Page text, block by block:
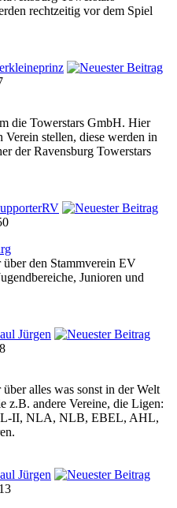
rechtzeitig vor dem Spiel
die Towerstars GmbH. Hier
stellen, diese werden in
der Ravensburg Towerstars
den Stammverein EV
Junioren und
Jürgen
alles was sonst in der Welt
z.B. andere Vereine, die Ligen:
II, NLA, NLB, EBEL, AHL,
Jürgen